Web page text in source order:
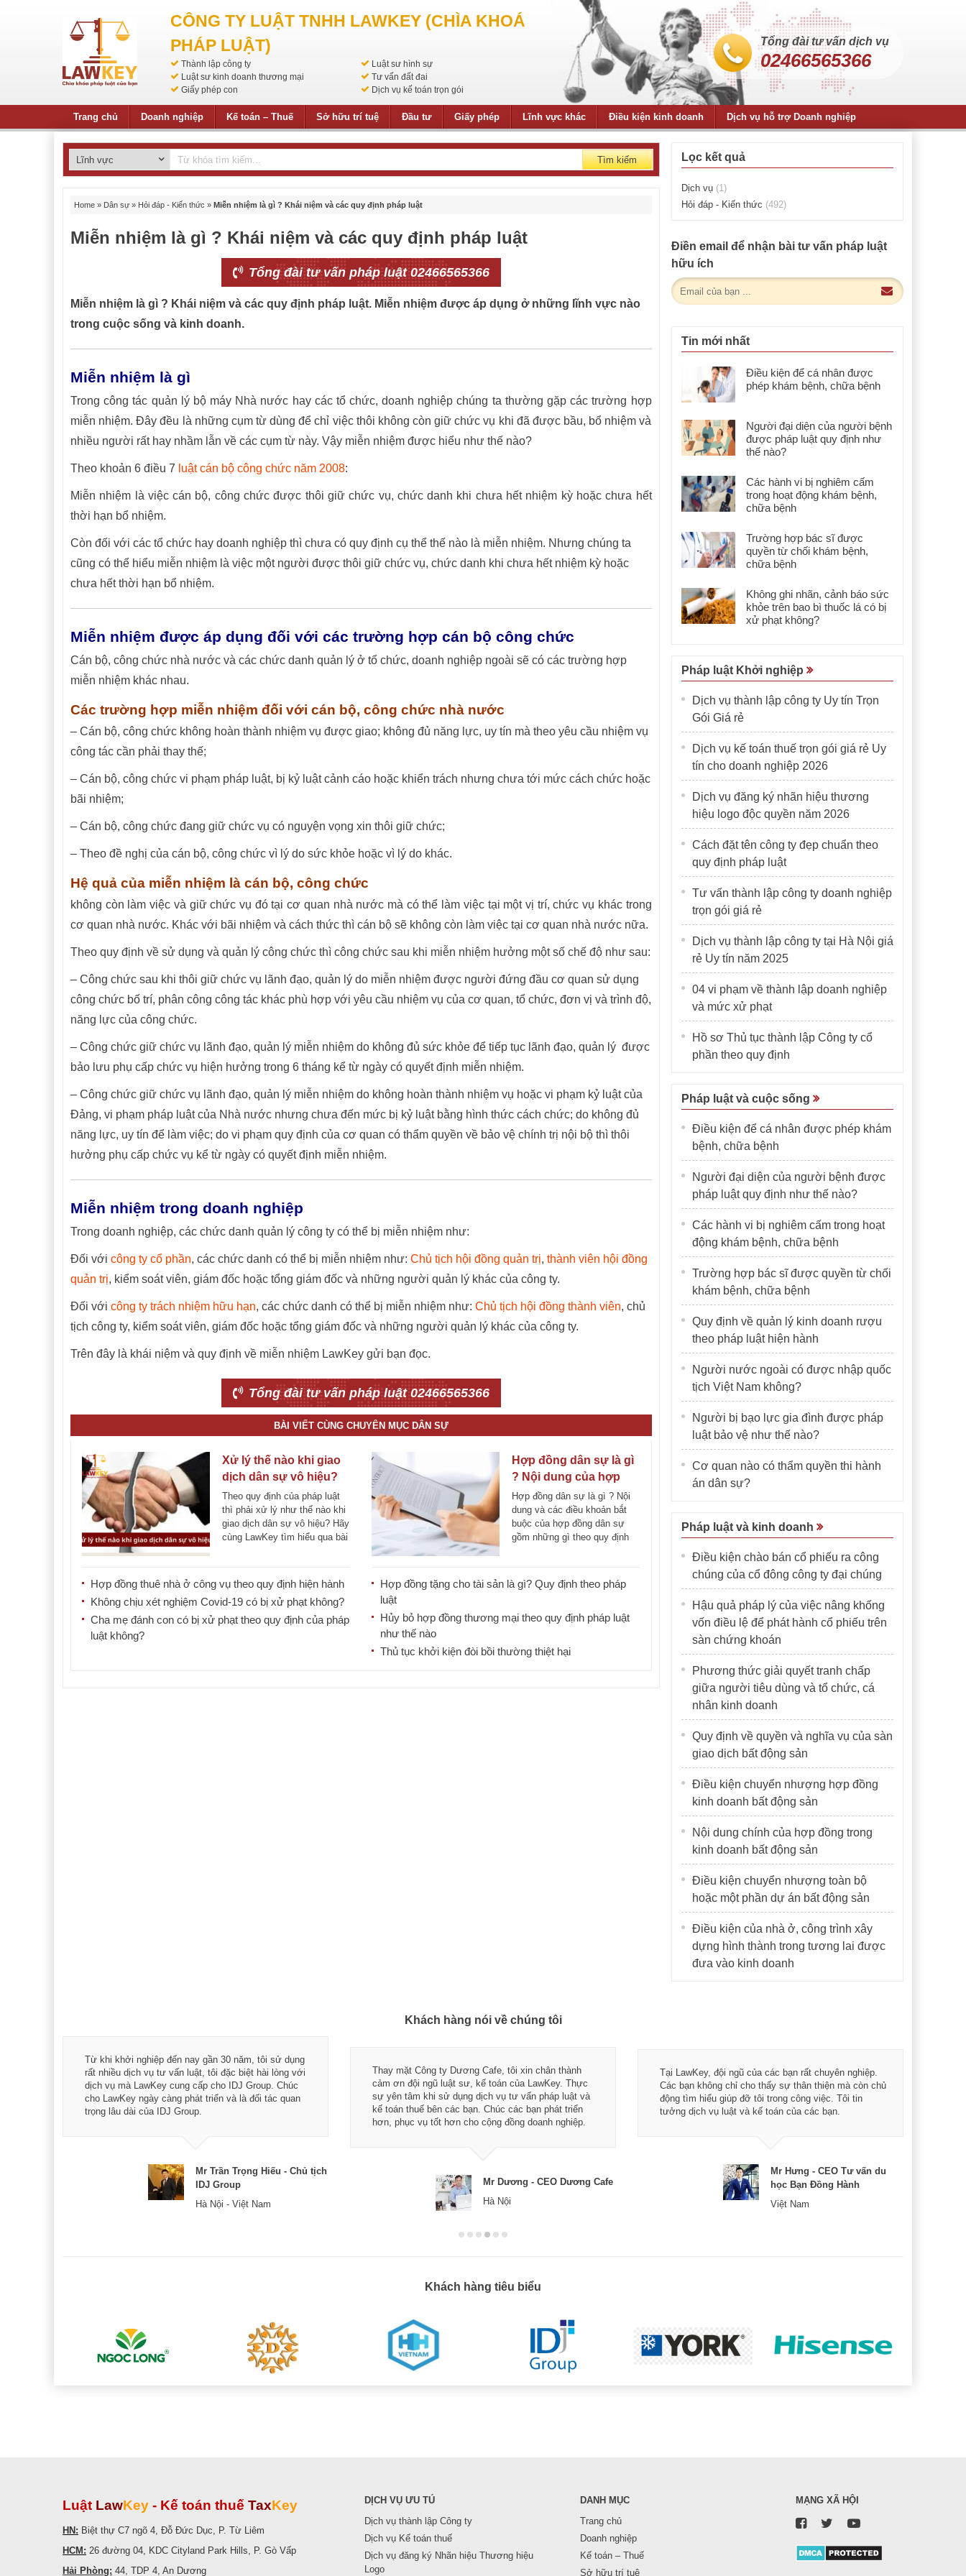
CÔNG TY LUẬT TNHH LAWKEY (CHÌA KHOÁ
PHÁP LUẬT)
Thành lập công ty
Luật sư hình sự
Luật sư kinh doanh thương mại
Tư vấn đất đai
Giấy phép con
Dịch vụ kế toán trọn gói
Tổng đài tư vấn dịch vụ
02466565366
Trang chủ Doanh nghiệp Kế toán – Thuế Sở hữu trí tuệ Đầu tư Giấy phép Lĩnh vực khác Điều kiện kinh doanh Dịch vụ hỗ trợ Doanh nghiệp
Tìm kiếm
Home » Dân sự » Hỏi đáp - Kiến thức » Miễn nhiệm là gì ? Khái niệm và các quy định pháp luật
Miễn nhiệm là gì ? Khái niệm và các quy định pháp luật
Tổng đài tư vấn pháp luật 02466565366
Miễn nhiệm là gì ? Khái niệm và các quy định pháp luật. Miễn nhiệm được áp dụng ở những lĩnh vực nào
trong cuộc sống và kinh doanh.
Miễn nhiệm là gì
Trong công tác quản lý bộ máy Nhà nước hay các tổ chức, doanh nghiệp chúng ta thường gặp các trường hợp
miễn nhiệm. Đây đều là những cụm từ dùng để chỉ việc thôi không còn giữ chức vụ khi đã được bầu, bổ nhiệm và
nhiều người rất hay nhầm lẫn về các cụm từ này. Vậy miễn nhiệm được hiểu như thế nào?
Theo khoản 6 điều 7 luật cán bộ công chức năm 2008:
Miễn nhiệm là việc cán bộ, công chức được thôi giữ chức vụ, chức danh khi chưa hết nhiệm kỳ hoặc chưa hết
thời hạn bổ nhiệm.
Còn đối với các tổ chức hay doanh nghiệp thì chưa có quy định cụ thể thế nào là miễn nhiệm. Nhưng chúng ta
cũng có thể hiểu miễn nhiệm là việc một người được thôi giữ chức vụ, chức danh khi chưa hết nhiệm kỳ hoặc
chưa hết thời hạn bổ nhiệm.
Miễn nhiệm được áp dụng đối với các trường hợp cán bộ công chức
Cán bộ, công chức nhà nước và các chức danh quản lý ở tổ chức, doanh nghiệp ngoài sẽ có các trường hợp
miễn nhiệm khác nhau.
Các trường hợp miễn nhiệm đối với cán bộ, công chức nhà nước
– Cán bộ, công chức không hoàn thành nhiệm vụ được giao; không đủ năng lực, uy tín mà theo yêu cầu nhiệm vụ
công tác cần phải thay thế;
– Cán bộ, công chức vi phạm pháp luật, bị kỷ luật cảnh cáo hoặc khiển trách nhưng chưa tới mức cách chức hoặc
bãi nhiệm;
– Cán bộ, công chức đang giữ chức vụ có nguyện vọng xin thôi giữ chức;
– Theo đề nghị của cán bộ, công chức vì lý do sức khỏe hoặc vì lý do khác.
Hệ quả của miễn nhiệm là cán bộ, công chức
không còn làm việc và giữ chức vụ đó tại cơ quan nhà nước mà có thể làm việc tại một vị trí, chức vụ khác trong
cơ quan nhà nước. Khác với bãi nhiệm và cách thức thì cán bộ sẽ không còn làm việc tại cơ quan nhà nước nữa.
Theo quy định về sử dụng và quản lý công chức thì công chức sau khi miễn nhiệm hưởng một số chế độ như sau:
– Công chức sau khi thôi giữ chức vụ lãnh đạo, quản lý do miễn nhiệm được người đứng đầu cơ quan sử dụng
công chức bố trí, phân công công tác khác phù hợp với yêu cầu nhiệm vụ của cơ quan, tổ chức, đơn vị và trình độ,
năng lực của công chức.
– Công chức giữ chức vụ lãnh đạo, quản lý miễn nhiệm do không đủ sức khỏe để tiếp tục lãnh đạo, quản lý được
bảo lưu phụ cấp chức vụ hiện hưởng trong 6 tháng kể từ ngày có quyết định miễn nhiệm.
– Công chức giữ chức vụ lãnh đạo, quản lý miễn nhiệm do không hoàn thành nhiệm vụ hoặc vi phạm kỷ luật của
Đảng, vi phạm pháp luật của Nhà nước nhưng chưa đến mức bị kỷ luật bằng hình thức cách chức; do không đủ
năng lực, uy tín để làm việc; do vi phạm quy định của cơ quan có thẩm quyền về bảo vệ chính trị nội bộ thì thôi
hưởng phụ cấp chức vụ kể từ ngày có quyết định miễn nhiệm.
Miễn nhiệm trong doanh nghiệp
Trong doanh nghiệp, các chức danh quản lý công ty có thể bị miễn nhiệm như:
Đối với công ty cổ phần, các chức danh có thể bị miễn nhiệm như: Chủ tịch hội đồng quản trị, thành viên hội đồng
quản trị, kiểm soát viên, giám đốc hoặc tổng giám đốc và những người quản lý khác của công ty.
Đối với công ty trách nhiệm hữu hạn, các chức danh có thể bị miễn nhiệm như: Chủ tịch hội đồng thành viên, chủ
tịch công ty, kiểm soát viên, giám đốc hoặc tổng giám đốc và những người quản lý khác của công ty.
Trên đây là khái niệm và quy định về miễn nhiệm LawKey gửi bạn đọc.
Tổng đài tư vấn pháp luật 02466565366
BÀI VIẾT CÙNG CHUYÊN MỤC DÂN SỰ
Xử lý thế nào khi giao
dịch dân sự vô hiệu?
Theo quy định của pháp luật
thì phải xử lý như thế nào khi
giao dịch dân sự vô hiệu? Hãy
cùng LawKey tìm hiểu qua bài
Hợp đồng thuê nhà ở công vụ theo quy định hiện hành
Không chịu xét nghiệm Covid-19 có bị xử phạt không?
Cha mẹ đánh con có bị xử phạt theo quy định của pháp
luật không?
Hợp đồng dân sự là gì
? Nội dung của hợp
đồng theo quy định
của pháp luật
Hợp đồng dân sự là gì ? Nội
dung và các điều khoản bắt
buộc của hợp đồng dân sự
gồm những gì theo quy định
Hợp đồng tặng cho tài sản là gì? Quy định theo pháp
luật
Hủy bỏ hợp đồng thương mại theo quy định pháp luật
như thế nào
Thủ tục khởi kiện đòi bồi thường thiệt hại
Lọc kết quả
Dịch vụ (1)
Hỏi đáp - Kiến thức (492)
Điền email để nhận bài tư vấn pháp luật
hữu ích
Tin mới nhất
Điều kiện để cá nhân được
phép khám bệnh, chữa bệnh
Người đại diện của người bệnh
được pháp luật quy định như
thế nào?
Các hành vi bị nghiêm cấm
trong hoạt động khám bệnh,
chữa bệnh
Trường hợp bác sĩ được
quyền từ chối khám bệnh,
chữa bệnh
Không ghi nhãn, cảnh báo sức
khỏe trên bao bì thuốc lá có bị
xử phạt không?
Pháp luật Khởi nghiệp
Dịch vụ thành lập công ty Uy tín Trọn
Gói Giá rẻ
Dịch vụ kế toán thuế trọn gói giá rẻ Uy
tín cho doanh nghiệp 2026
Dịch vụ đăng ký nhãn hiệu thương
hiệu logo độc quyền năm 2026
Cách đặt tên công ty đẹp chuẩn theo
quy định pháp luật
Tư vấn thành lập công ty doanh nghiệp
trọn gói giá rẻ
Dịch vụ thành lập công ty tại Hà Nội giá
rẻ Uy tín năm 2025
04 vi phạm về thành lập doanh nghiệp
và mức xử phạt
Hồ sơ Thủ tục thành lập Công ty cổ
phần theo quy định
Pháp luật và cuộc sống
Điều kiện để cá nhân được phép khám
bệnh, chữa bệnh
Người đại diện của người bệnh được
pháp luật quy định như thế nào?
Các hành vi bị nghiêm cấm trong hoạt
động khám bệnh, chữa bệnh
Trường hợp bác sĩ được quyền từ chối
khám bệnh, chữa bệnh
Quy định về quản lý kinh doanh rượu
theo pháp luật hiện hành
Người nước ngoài có được nhập quốc
tịch Việt Nam không?
Người bị bạo lực gia đình được pháp
luật bảo vệ như thế nào?
Cơ quan nào có thẩm quyền thi hành
án dân sự?
Pháp luật và kinh doanh
Điều kiện chào bán cổ phiếu ra công
chúng của cổ đông công ty đại chúng
Hậu quả pháp lý của việc nâng khống
vốn điều lệ để phát hành cổ phiếu trên
sàn chứng khoán
Phương thức giải quyết tranh chấp
giữa người tiêu dùng và tổ chức, cá
nhân kinh doanh
Quy định về quyền và nghĩa vụ của sàn
giao dịch bất động sản
Điều kiện chuyển nhượng hợp đồng
kinh doanh bất động sản
Nội dung chính của hợp đồng trong
kinh doanh bất động sản
Điều kiện chuyển nhượng toàn bộ
hoặc một phần dự án bất động sản
Điều kiện của nhà ở, công trình xây
dựng hình thành trong tương lai được
đưa vào kinh doanh
Khách hàng nói về chúng tôi
Từ khi khởi nghiệp đến nay gần 30 năm, tôi sử dụng
rất nhiều dịch vụ tư vấn luật, tôi đặc biệt hài lòng với
dịch vụ mà LawKey cung cấp cho IDJ Group. Chúc
cho LawKey ngày càng phát triển và là đối tác quan
trọng lâu dài của IDJ Group.
Mr Trần Trọng Hiếu - Chủ tịch
IDJ Group
Hà Nội - Việt Nam
Thay mặt Công ty Dương Cafe, tôi xin chân thành
cảm ơn đội ngũ luật sư, kế toán của LawKey. Thực
sự yên tâm khi sử dụng dịch vụ tư vấn pháp luật và
kế toán thuế bên các bạn. Chúc các bạn phát triển
hơn, phục vụ tốt hơn cho cộng đồng doanh nghiệp.
Mr Dương - CEO Dương Cafe
Hà Nội
Tại LawKey, đội ngũ của các bạn rất chuyên nghiệp.
Các bạn không chỉ cho thấy sự thân thiện mà còn chủ
động tìm hiểu giúp đỡ tôi trong công việc. Tôi tin
tưởng dịch vụ luật và kế toán của các bạn.
Mr Hưng - CEO Tư vấn du
học Bạn Đồng Hành
Việt Nam
Khách hàng tiêu biểu
Luật LawKey - Kế toán thuế TaxKey
HN: Biệt thự C7 ngõ 4, Đỗ Đức Dục, P. Từ Liêm
HCM: 26 đường 04, KDC Cityland Park Hills, P. Gò Vấp
Hải Phòng: 44, TDP 4, An Dương
DỊCH VỤ ƯU TÚ
Dịch vụ thành lập Công ty
Dịch vụ Kế toán thuế
Dịch vụ đăng ký Nhãn hiệu Thương hiệu
Logo
DANH MỤC
Trang chủ
Doanh nghiệp
Kế toán – Thuế
Sở hữu trí tuệ
MẠNG XÃ HỘI